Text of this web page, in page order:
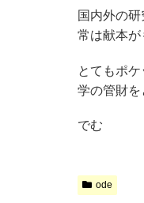
国内外の
常は献本が
とてもポ
学の管財を
でむ
ode